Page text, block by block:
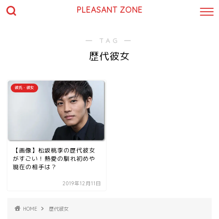
PLEASANT ZONE
― TAG ―
歴代彼女
彼氏・彼女
【画像】松坂桃李の歴代彼女
がすごい！熱愛の馴れ初めや
現在の相手は？
2019年12月11日
HOME 歴代彼女